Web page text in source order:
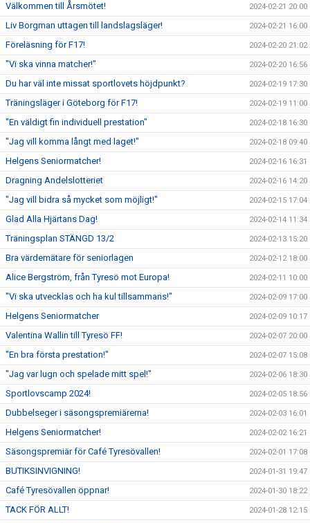
Välkommen till Årsmötet! 2024-02-21 20:00
Liv Borgman uttagen till landslagsläger! 2024-02-21 16:00
Föreläsning för F17! 2024-02-20 21:02
"Vi ska vinna matcher!" 2024-02-20 16:56
Du har väl inte missat sportlovets höjdpunkt? 2024-02-19 17:30
Träningsläger i Göteborg för F17! 2024-02-19 11:00
"En väldigt fin individuell prestation" 2024-02-18 16:30
"Jag vill komma långt med laget!" 2024-02-18 09:40
Helgens Seniormatcher! 2024-02-16 16:31
Dragning Andelslotteriet 2024-02-16 14:20
"Jag vill bidra så mycket som möjligt!" 2024-02-15 17:04
Glad Alla Hjärtans Dag! 2024-02-14 11:34
Träningsplan STÄNGD 13/2 2024-02-13 15:20
Bra värdemätare för seniorlagen 2024-02-12 18:00
Alice Bergström, från Tyresö mot Europa! 2024-02-11 10:00
"Vi ska utvecklas och ha kul tillsammans!" 2024-02-09 17:00
Helgens Seniormatcher 2024-02-09 10:17
Valentina Wallin till Tyresö FF! 2024-02-07 20:00
"En bra första prestation!" 2024-02-07 15:08
"Jag var lugn och spelade mitt spel!" 2024-02-06 18:30
Sportlovscamp 2024! 2024-02-05 18:56
Dubbelseger i säsongspremiärerna! 2024-02-03 16:01
Helgens Seniormatcher! 2024-02-02 16:21
Säsongspremiär för Café Tyresövallen! 2024-02-01 17:08
BUTIKSINVIGNING! 2024-01-31 19:47
Café Tyresövallen öppnar! 2024-01-30 18:22
TACK FÖR ALLT! 2024-01-28 12:15